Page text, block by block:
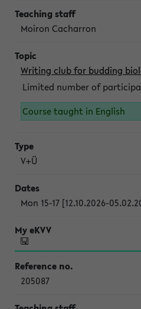
Moiron Cacharron
Writing club for budding
Limited number of
Course taught in English
V+Ü
Mon 15-17 [12.10.2026-
205087